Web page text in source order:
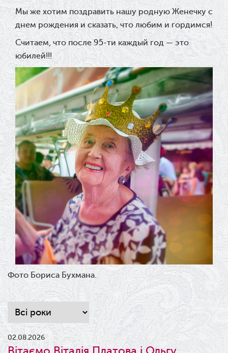
Мы же хотим поздравить нашу родную Женечку с
днем рождения и сказать, что любим и гордимся!
Считаем, что после 95-ти каждый год — это
юбилей!!!
Фото Бориса Бухмана.
02.08.2026